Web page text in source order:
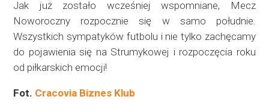
Jak już zostało wcześniej wspomniane, Mecz
Noworoczny rozpocznie się w samo południe.
Wszystkich sympatyków futbolu i nie tylko zachęcamy
do pojawienia się na Strumykowej i rozpoczęcia roku
od piłkarskich emocji!
Fot. Cracovia Biznes Klub